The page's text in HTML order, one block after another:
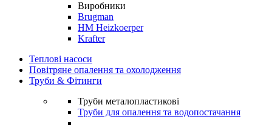
Виробники
Brugman
HM Heizkoerper
Krafter
Теплові насоси
Повітряне опалення та охолодження
Труби & Фітинги
Труби металопластикові
Труби для опалення та водопостачання